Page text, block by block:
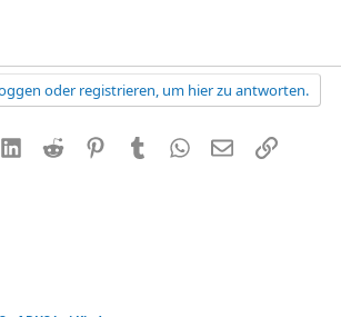
oder registrieren, um hier zu antworten.
LinkedIn
Reddit PinterestTumblr WhatsApp
E-MailLink